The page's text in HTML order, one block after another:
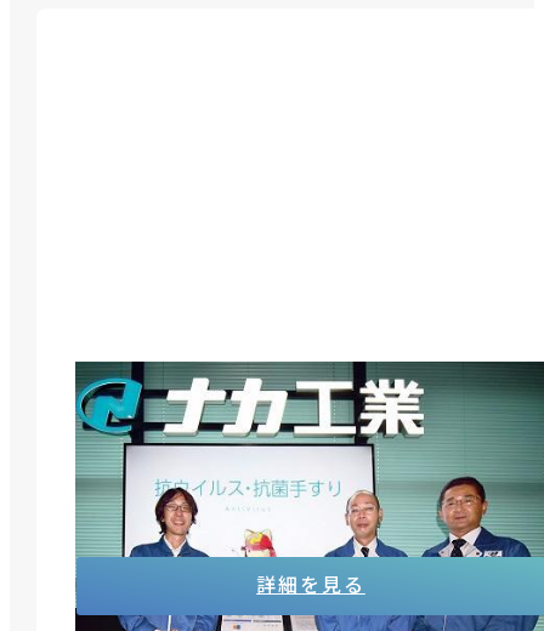
Dropbox 全社導入で情報共有基盤の確立 ナカ工
業株式会社 様
ＪＢＣＣ独自のワークショップを活用し、最適なオ
ンラインストレージを選定
詳細を見る